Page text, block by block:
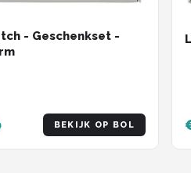
- Geschenkset -
BEKIJK OP BOL